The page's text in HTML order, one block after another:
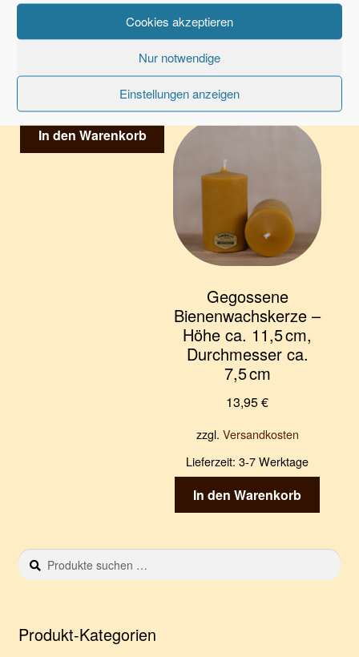
Cookies akzeptieren
Nur notwendige
Einstellungen anzeigen
Durchmesser 9,5 cm
34,95€
zzgl.Versandkosten
3-7 Werktage
In den Warenkorb
zzgl.Versandkosten
Lieferzeit:
In den Warenkorb
Gegossene
Bienenwachskerze –
Höhe ca. 11,5 cm,
Durchmesser ca.
7,5 cm
13,95€
zzgl. Versandkosten
Lieferzeit:3-7 Werktage
In den Warenkorb
Suchen
nach:
S
u
e
nProdukt-Kategorien